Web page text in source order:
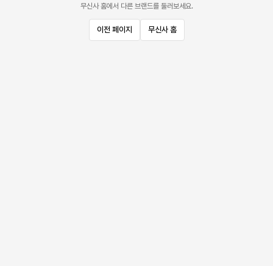
무신사 홈에서 다른 브랜드를 둘러보세요.
이전 페이지 무신사 홈